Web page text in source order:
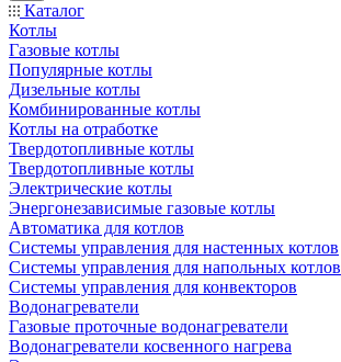
Каталог
Котлы
Газовые котлы
Популярные котлы
Дизельные котлы
Комбинированные котлы
Котлы на отработке
Твердотопливные котлы
Твердотопливные котлы
Электрические котлы
Энергонезависимые газовые котлы
Автоматика для котлов
Системы управления для настенных котлов
Системы управления для напольных котлов
Системы управления для конвекторов
Водонагреватели
Газовые проточные водонагреватели
Водонагреватели косвенного нагрева